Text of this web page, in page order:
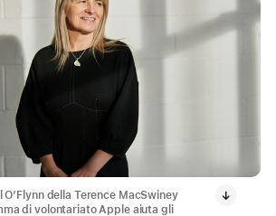
O’Flynn della Terence MacSwiney
di volontariato Apple aiuta gli